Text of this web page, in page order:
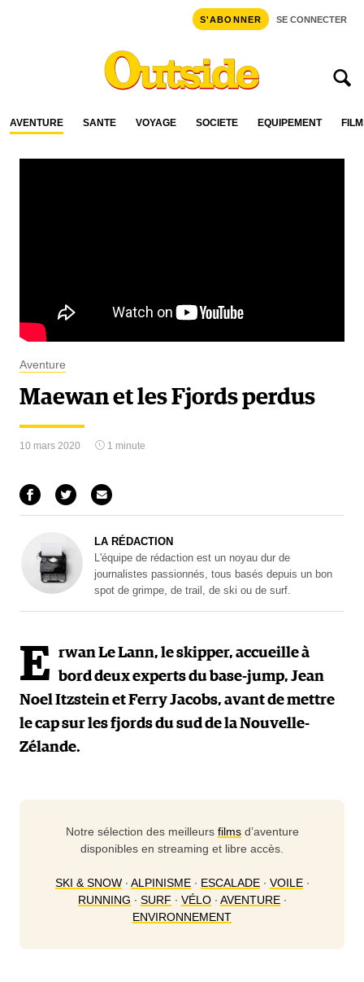
S'ABONNER SE CONNECTER
AVENTURE SANTÉ VOYAGE SOCIÉTÉ ÉQUIPEMENT
Aventure
Maewan et les Fjords perdus
10 mars 2020 1 minute
LA RÉDACTION
L'équipe de rédaction est un noyau dur de
journalistes passionnés, tous basés depuis un bon
spot de grimpe, de trail, de ski ou de surf.
E rwan Le Lann, le skipper, accueille à
bord deux experts du base-jump, Jean
Noel Itzstein et Ferry Jacobs, avant de mettre
le cap sur les fjords du sud de la Nouvelle-
Zélande.
Notre sélection des meilleurs filmsd’aventure
disponibles en streaming et libre accès.
SKI & SNOW∙ ALPINISME∙ ESCALADE∙ VOILE∙
RUNNING ∙ SURF ∙ VÉLO∙ AVENTURE∙
ENVIRONNEMENT